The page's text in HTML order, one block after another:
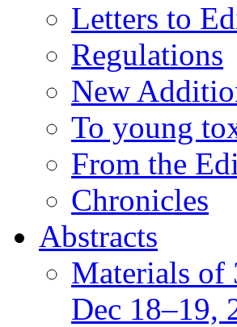
Letters to
Regulations
New
To young
From the
Chronicles
Abstracts
Materials of
Dec 18–19,